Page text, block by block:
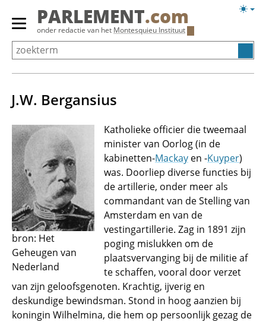
Overslaan
Primair
menu
tonen/verbergen
PARLEMENT.com
onder redactie van het Montesquieu Instituut
J.W. Bergansius
bron: Het
Geheugen van
Nederland
Katholieke officier die tweemaal
minister van Oorlog (in de
kabinetten-Mackay en -Kuyper)
was. Doorliep diverse functies bij
de artillerie, onder meer als
commandant van de Stelling van
Amsterdam en van de
vestingartillerie. Zag in 1891 zijn
poging mislukken om de
plaatsvervanging bij de militie af
te schaffen, vooral door verzet
van zijn geloofsgenoten. Krachtig, ijverig en
deskundige bewindsman. Stond in hoog aanzien bij
koningin Wilhelmina, die hem op persoonlijk gezag de